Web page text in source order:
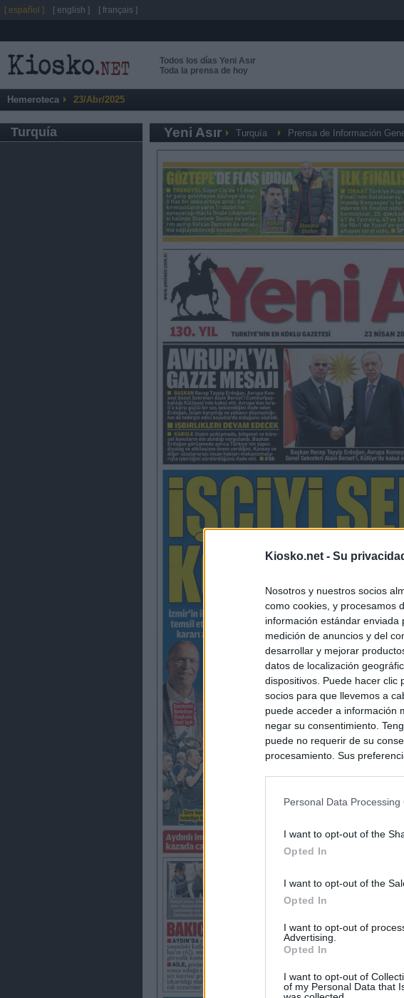
Kiosko.net - Su
Nosotros y nuestros socios
como cookies, y procesamos
información estándar enviada
medición de anuncios y del
desarrollar y mejorar
datos de localización
dispositivos. Puede hacer clic
socios para que llevemos a
puede acceder a información
negar su consentimiento.
puede no requerir de su
procesamiento. Sus
Personal Data Processing
I want to opt-out of the
Opted In
I want to opt-out of the
Opted In
I want to opt-out of
Advertising.
Opted In
I want to opt-out of
of my Personal Data that
Todos los días Yeni Asır
Toda la prensa de hoy
Hemeroteca 23/Abr/2025
Turquía Yeni Asır Turquía Prensa de Información
[ español ] [ english ] [ français ]